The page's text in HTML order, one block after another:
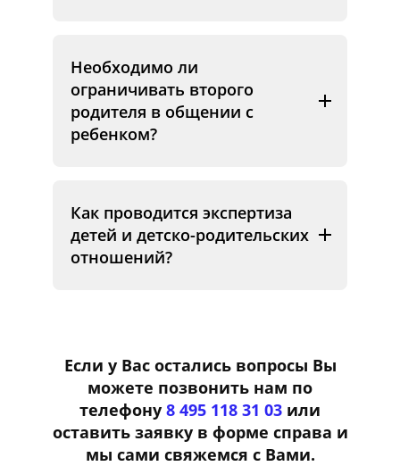
Необходимо ли
ограничивать второго
родителя в общении с
ребенком?
Как проводится экспертиза
детей и детско-родительских
отношений?
Если у Вас остались вопросы Вы
можете позвонить нам по
телефону 8 495 118 31 03 или
оставить заявку в форме справа и
мы сами свяжемся с Вами.